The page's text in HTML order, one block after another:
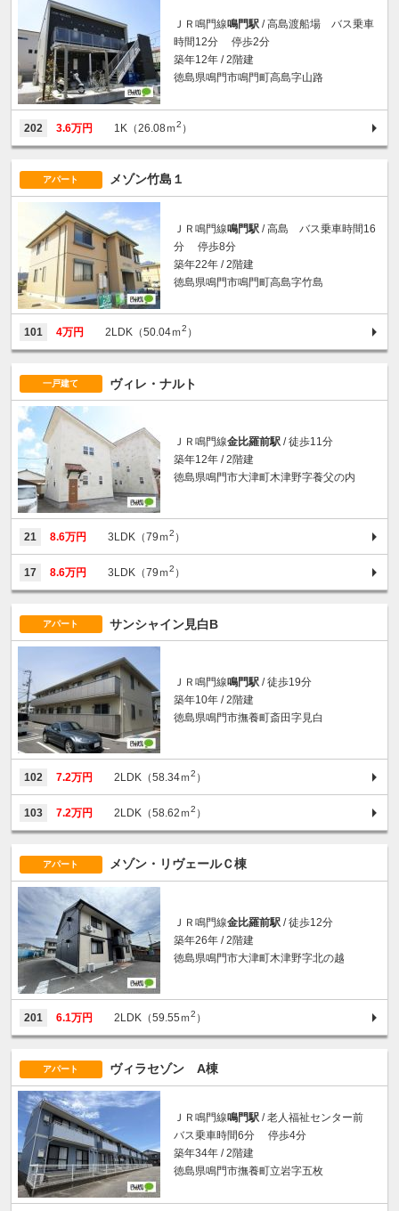
ＪＲ鳴門線鳴門駅 / 高島渡船場 バス乗車
時間12分 停歩2分
築年12年 / 2階建
徳島県鳴門市鳴門町高島字山路
202 3.6万円 1K（26.08ｍ2 ）
アパート メゾン竹島１
ＪＲ鳴門線鳴門駅 / 高島 バス乗車時間16
分 停歩8分
築年22年 / 2階建
徳島県鳴門市鳴門町高島字竹島
101 4万円 2LDK（50.04ｍ2 ）
一戸建て ヴィレ・ナルト
ＪＲ鳴門線金比羅前駅 / 徒歩11分
築年12年 / 2階建
徳島県鳴門市大津町木津野字養父の内
21 8.6万円 3LDK（79ｍ2 ）
17 8.6万円 3LDK（79ｍ2 ）
アパート サンシャイン見白B
ＪＲ鳴門線鳴門駅 / 徒歩19分
築年10年 / 2階建
徳島県鳴門市撫養町斎田字見白
102 7.2万円 2LDK（58.34ｍ2 ）
103 7.2万円 2LDK（58.62ｍ2 ）
アパート メゾン・リヴェールＣ棟
ＪＲ鳴門線金比羅前駅 / 徒歩12分
築年26年 / 2階建
徳島県鳴門市大津町木津野字北の越
201 6.1万円 2LDK（59.55ｍ2 ）
アパート ヴィラセゾン A棟
ＪＲ鳴門線鳴門駅 / 老人福祉センター前
バス乗車時間6分 停歩4分
築年34年 / 2階建
徳島県鳴門市撫養町立岩字五枚